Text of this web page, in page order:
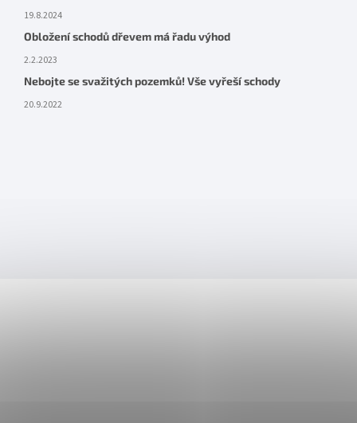
19.8.2024
Obložení schodů dřevem má řadu výhod
2.2.2023
Nebojte se svažitých pozemků! Vše vyřeší schody
20.9.2022